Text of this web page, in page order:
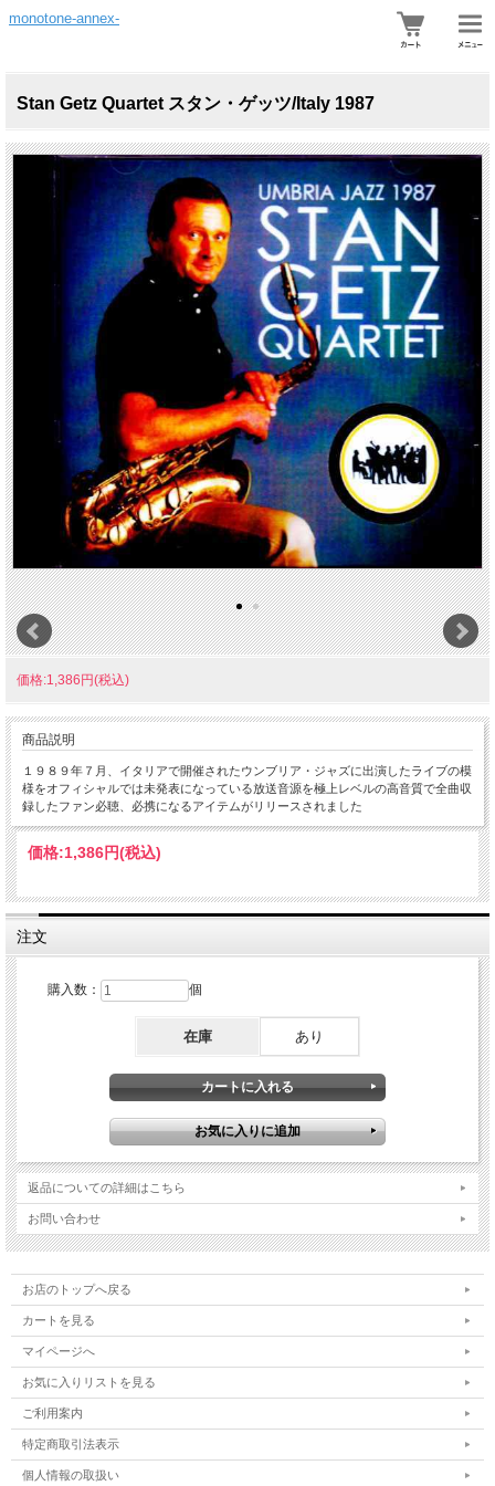
monotone-annex-
Stan Getz Quartet スタン・ゲッツ/Italy 1987
価格:1,386円(税込)
商品説明
１９８９年７月、イタリアで開催されたウンブリア・ジャズに出演したライブの模
様をオフィシャルでは未発表になっている放送音源を極上レベルの高音質で全曲収
録したファン必聴、必携になるアイテムがリリースされました
価格:1,386円(税込)
注文
購入数： 個
在庫 あり
返品についての詳細はこちら
お問い合わせ
お店のトップへ戻る
カートを見る
マイページへ
お気に入りリストを見る
ご利用案内
特定商取引法表示
個人情報の取扱い